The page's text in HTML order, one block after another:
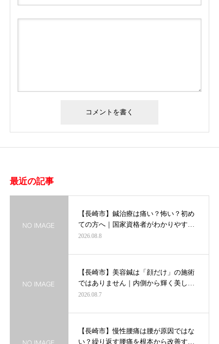
最近の記事
【長崎市】鍼治療は痛い？怖い？初め
ての方へ｜国家資格者がわかりやす…
2026.08.8
【長崎市】美容鍼は「顔だけ」の施術
ではありません｜内側から輝く美し…
2026.08.7
【長崎市】慢性腰痛は腰が原因ではな
い？繰り返す腰痛を根本から改善す…